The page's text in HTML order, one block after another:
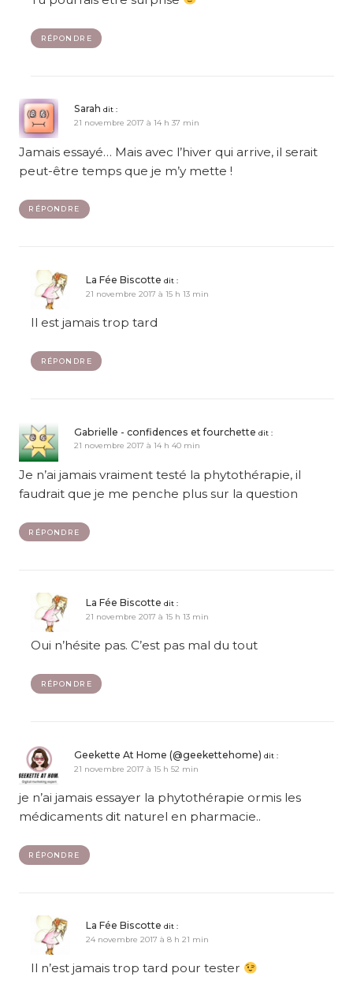
RÉPONDRE
Sarah dit :
21 novembre 2017 à 14 h 37 min
Jamais essayé… Mais avec l’hiver qui arrive, il serait
peut-être temps que je m’y mette !
RÉPONDRE
La Fée Biscotte dit :
21 novembre 2017 à 15 h 13 min
Il est jamais trop tard
RÉPONDRE
Gabrielle - confidences et fourchette dit :
21 novembre 2017 à 14 h 40 min
Je n’ai jamais vraiment testé la phytothérapie, il
faudrait que je me penche plus sur la question
RÉPONDRE
La Fée Biscotte dit :
21 novembre 2017 à 15 h 13 min
Oui n’hésite pas. C’est pas mal du tout
RÉPONDRE
Geekette At Home (@geekettehome) dit :
21 novembre 2017 à 15 h 52 min
je n’ai jamais essayer la phytothérapie ormis les
médicaments dit naturel en pharmacie..
RÉPONDRE
La Fée Biscotte dit :
24 novembre 2017 à 8 h 21 min
Il n’est jamais trop tard pour tester